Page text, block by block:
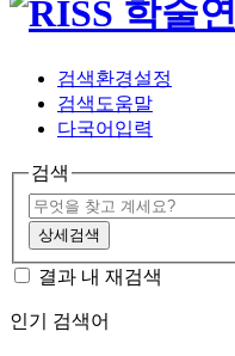
검색환경설정
검색도움말
다국어입력
검색
상세검색
결과 내 재검색
인기 검색어